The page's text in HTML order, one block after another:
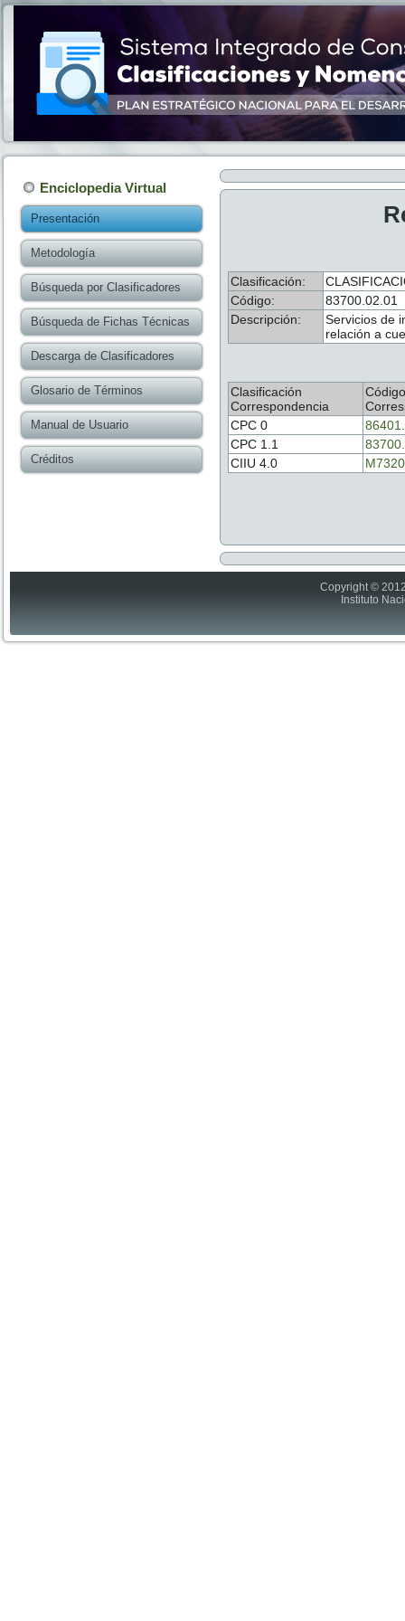
Enciclopedia Virtual
Presentación
Metodología
Búsqueda por Clasificadores
Búsqueda de Fichas Técnicas
Descarga de Clasificadores
Glosario de Términos
Manual de Usuario
Créditos
Clasificación:
Código:
83700.02.01
Descripción:
Servicios de
relación a
Clasificación
Correspondencia
Código
CPC 0
CPC 1.1
CIIU 4.0
Copyright ©
Instituto